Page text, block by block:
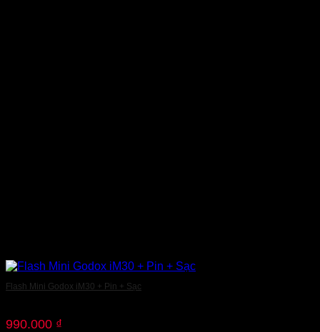
Flash Mini Godox iM30 + Pin + Sạc
990.000 ₫